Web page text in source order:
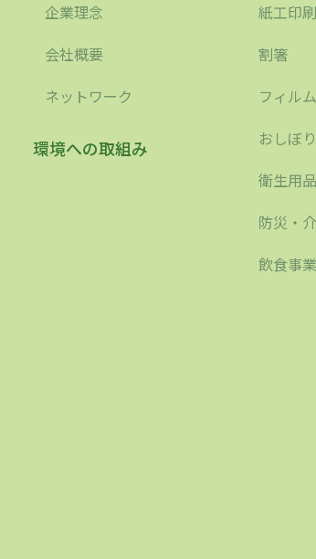
企業理念
会社概要
ネットワーク
環境への取組み
紙工印刷
割箸
フィル
おしぼ
衛生用品
防災・
飲食事業